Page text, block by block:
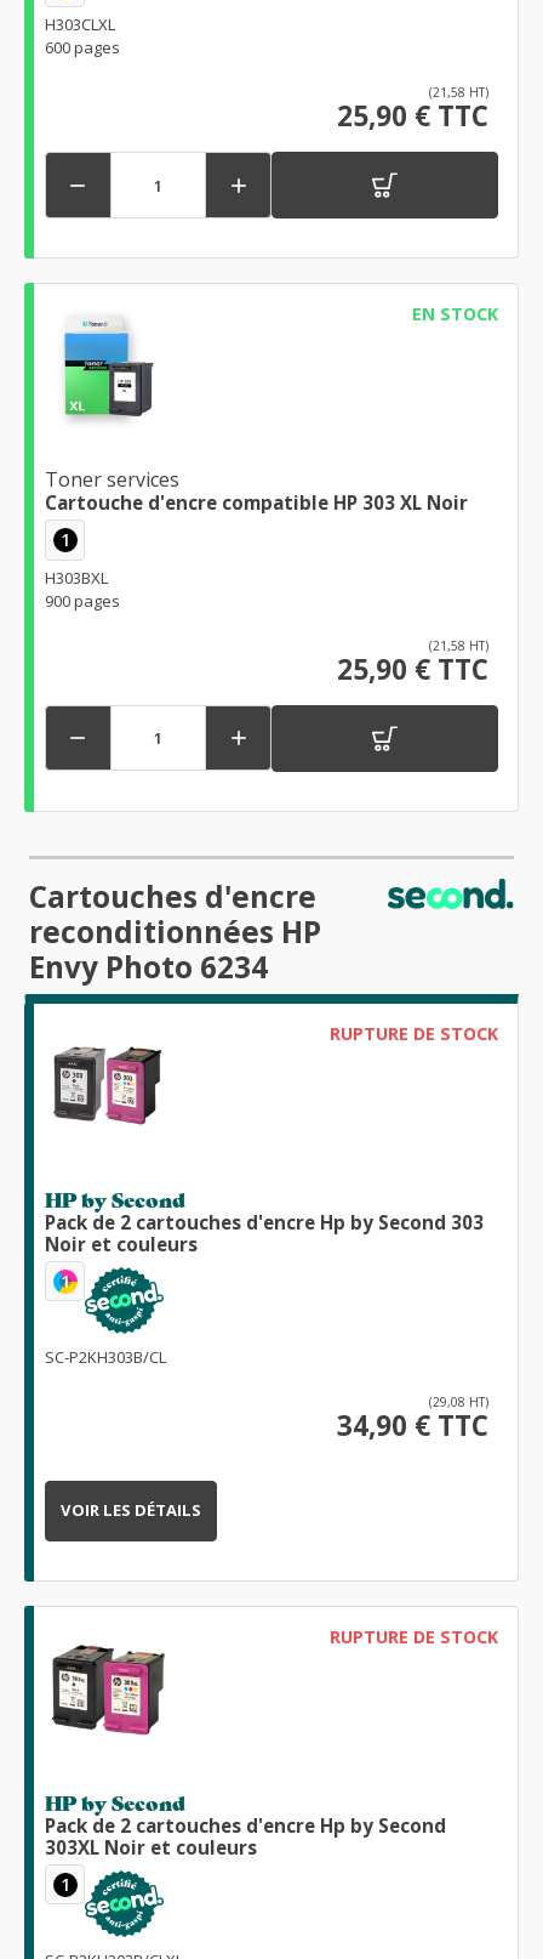
H303CLXL
600 pages
(21,58 HT)
25,90 € TTC
 
EN STOCK
Toner services
Cartouche d'encre compatible HP 303 XL Noir
1
H303BXL
900 pages
(21,58 HT)
25,90 € TTC
 
Cartouches d'encre
reconditionnées HP
Envy Photo 6234
RUPTURE DE STOCK
HP by Second
Pack de 2 cartouches d'encre Hp by Second 303
Noir et couleurs
1
SC-P2KH303B/CL
(29,08 HT)
34,90 € TTC
VOIR LES DÉTAILS
RUPTURE DE STOCK
HP by Second
Pack de 2 cartouches d'encre Hp by Second
303XL Noir et couleurs
1